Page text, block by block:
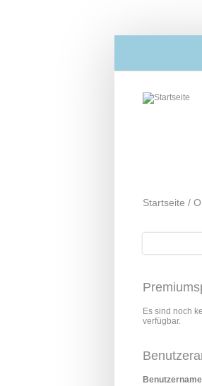
Startseite /
Suche
Es sind noch
verfügbar.
Benutzername